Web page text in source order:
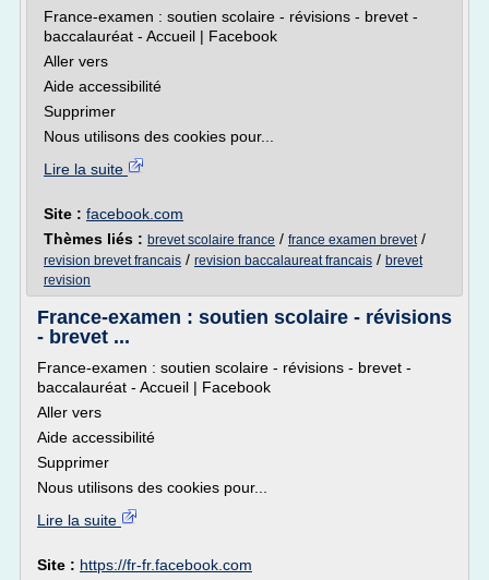
France-examen : soutien scolaire - révisions - brevet -
baccalauréat - Accueil | Facebook
Aller vers
Aide accessibilité
Supprimer
Nous utilisons des cookies pour...
Lire la suite
Site : facebook.com
Thèmes liés : brevet scolaire france / france examen brevet/
revision brevet francais / revision baccalaureat francais / brevet
revision
France-examen : soutien scolaire - révisions
- brevet ...
France-examen : soutien scolaire - révisions - brevet -
baccalauréat - Accueil | Facebook
Aller vers
Aide accessibilité
Supprimer
Nous utilisons des cookies pour...
Lire la suite
Site : https://fr-fr.facebook.com